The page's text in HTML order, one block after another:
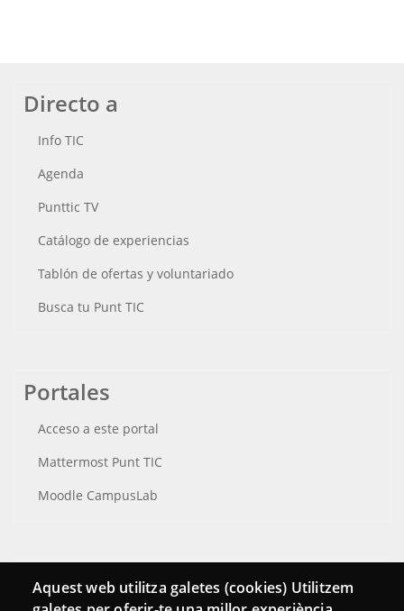
Directo a
Info TIC
Agenda
Punttic TV
Catálogo de experiencias
Tablón de ofertas y voluntariado
Busca tu Punt TIC
Portales
Acceso a este portal
Mattermost Punt TIC
Moodle CampusLab
Conecta
Aquest web utilitza galetes (cookies) Utilitzem